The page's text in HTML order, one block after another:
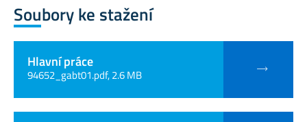
Soubory ke stažení
Hlavní práce
94652_gabt01.pdf, 2.6 MB